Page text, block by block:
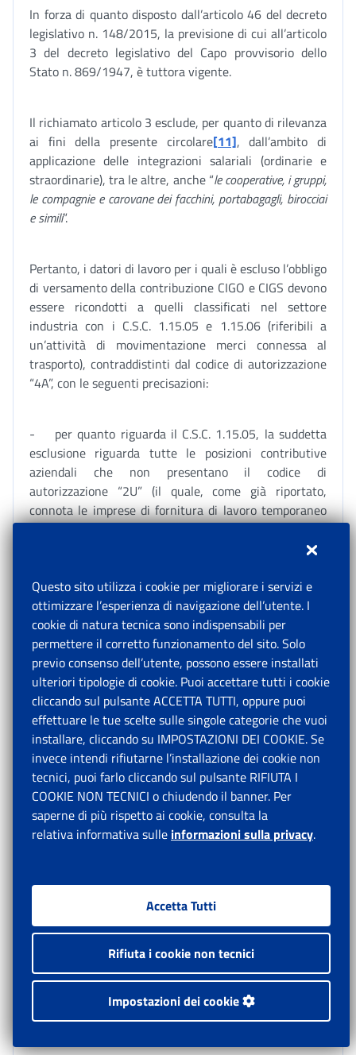
In forza di quanto disposto dall’articolo 46 del decreto
legislativo n. 148/2015, la previsione di cui all’articolo
3 del decreto legislativo del Capo provvisorio dello
Stato n. 869/1947, è tuttora vigente.
Il richiamato articolo 3 esclude, per quanto di rilevanza
ai fini della presente circolare[11], dall’ambito di
applicazione delle integrazioni salariali (ordinarie e
straordinarie), tra le altre, anche “le cooperative, i gruppi,
le compagnie e carovane dei facchini, portabagagli, birocciai
e simili”.
Pertanto, i datori di lavoro per i quali è escluso l’obbligo
di versamento della contribuzione CIGO e CIGS devono
essere ricondotti a quelli classificati nel settore
industria con i C.S.C. 1.15.05 e 1.15.06 (riferibili a
un’attività di movimentazione merci connessa al
trasporto), contraddistinti dal codice di autorizzazione
“4A”, con le seguenti precisazioni:
- per quanto riguarda il C.S.C. 1.15.05, la suddetta
esclusione riguarda tutte le posizioni contributive
aziendali che non presentano il codice di
autorizzazione “2U” (il quale, come già riportato,
connota le imprese di fornitura di lavoro temporaneo
in ambito portuale, con il codice Ateco 2007 52.24.20);
- per quanto riguarda il C.S.C. 1.15.06, la suddetta
caratterizzate dai seguenti codici Ateco 2007: 52.22.09
“Altre attività dei servizi connessi al trasporto
marittimo e per vie d'acqua” e 52.23.00 “Attività dei
servizi connessi al trasporto aereo”.
Pertanto, i datori di lavoro di cui all’articolo 17, comma
2, della legge n. 84/1994, costituiti in forma di
cooperativa di lavoro[12]non rientrano nell’ambito di
applicazione dell’articolo 3 del decreto legislativo del
Capo provvisorio dello Stato n. 869/1947.
Dal periodo di competenza successivo alla
pubblicazione della presente circolare, la procedura di
contributivo come sopra descritto (esclusione
contributo CIGS e obbligo contributivo di
finanziamento del FIS).
Si ricorda che gli operatori di Sede devono profilare le
matricole interessate con il codice di autorizzazione
“1D” in aggiunta al codice di autorizzazione “0J”.
Questo sito utilizza i cookie per migliorare i servizi e
ottimizzare l’esperienza di navigazione dell’utente. I
cookie di natura tecnica sono indispensabili per
permettere il corretto funzionamento del sito. Solo
previo consenso dell’utente, possono essere installati
ulteriori tipologie di cookie. Puoi accettare tutti i cookie
cliccando sul pulsante ACCETTA TUTTI, oppure puoi
effettuare le tue scelte sulle singole categorie che vuoi
installare, cliccando su IMPOSTAZIONI DEI COOKIE. Se
invece intendi rifiutarne l’installazione dei cookie non
tecnici, puoi farlo cliccando sul pulsante RIFIUTA I
COOKIE NON TECNICI o chiudendo il banner. Per
saperne di più rispetto ai cookie, consulta la
relativa informativa sulle informazioni sulla privacy.
Accetta Tutti
Rifiuta i cookie non tecnici
Impostazioni dei cookie